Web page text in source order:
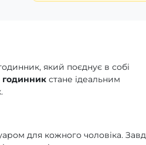
який поєднує в собі
годинник стане ідеальним
для кожного чоловіка.